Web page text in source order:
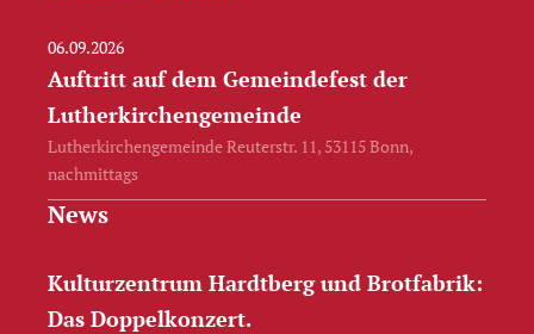
06.09.2026
Auftritt auf dem Gemeindefest der
Lutherkirchengemeinde
Lutherkirchengemeinde Reuterstr. 11, 53115 Bonn,
nachmittags
News
Kulturzentrum Hardtberg und Brotfabrik:
Das Doppelkonzert.